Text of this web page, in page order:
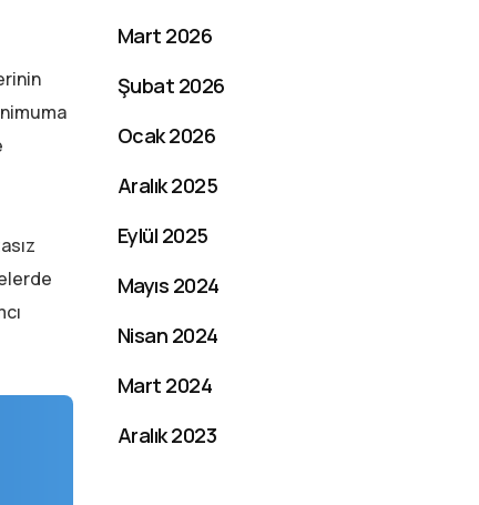
Mart 2026
Şubat 2026
Ocak 2026
Aralık 2025
Eylül 2025
Mayıs 2024
Nisan 2024
Mart 2024
Aralık 2023